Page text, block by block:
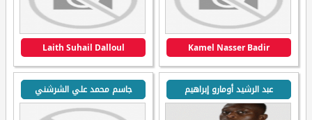
Kamel Nasser Badir
Laith Suhail Dalloul
عبد الرشيد أومارو إبراهيم جاسم محمد علي الشرشني